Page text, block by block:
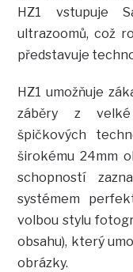
HZ1 vstupuje
ultrazoomů, což
představuje
HZ1 umožňuje
záběry z velké
špičkových
širokému 24mm
schopností
systémem
volbou stylu
obsahu), který
obrázky.